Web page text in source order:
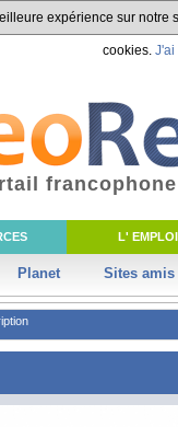
expérience sur
cookies. J'ai
L' EMPLOI
Planet Sites amis